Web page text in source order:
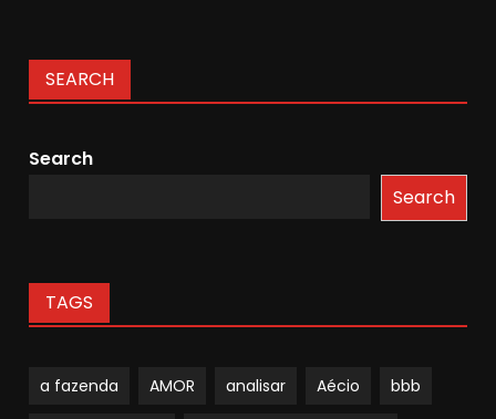
SEARCH
Search
Search
TAGS
a fazenda AMOR analisar Aécio bbb